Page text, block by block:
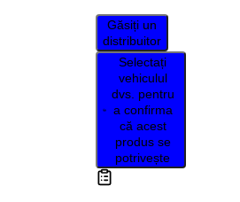
Găsiți un
distribuitor
Selectați
vehiculul
dvs. pentru
a confirma
că acest
produs se
potrivește